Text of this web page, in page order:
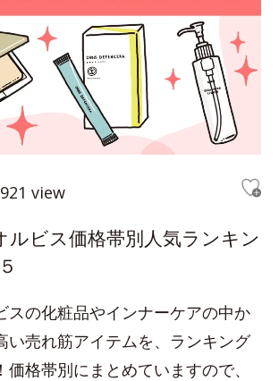
view
ルビス価格帯別人気ランキン
スの化粧品やインナーケアの中か
い売れ筋アイテムを、ランキング
価格帯別にまとめていますので、